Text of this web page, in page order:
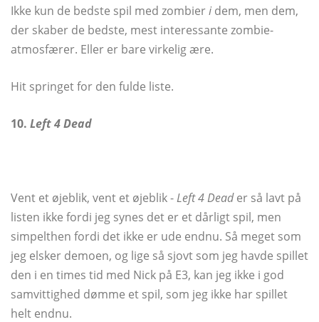
Ikke kun de bedste spil med zombieri dem, men dem,
der skaber de bedste, mest interessante zombie-
atmosfærer. Eller er bare virkelig ære.
Hit springet for den fulde liste.
10. Left 4 Dead
Vent et øjeblik, vent et øjeblik -Left 4 Deader så lavt på
listen ikke fordi jeg synes det er et dårligt spil, men
simpelthen fordi det ikke er ude endnu. Så meget som
jeg elsker demoen, og lige så sjovt som jeg havde spillet
den i en times tid med Nick på E3, kan jeg ikke i god
samvittighed dømme et spil, som jeg ikke har spillet
helt endnu.